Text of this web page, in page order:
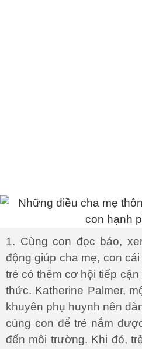
1. Cùng con đọc báo,
động giúp cha mẹ, con
trẻ có thêm cơ hội tiếp
thức. Katherine Palmer,
khuyên phụ huynh nên
cùng con để trẻ nắm
đến môi trường. Khi đó,